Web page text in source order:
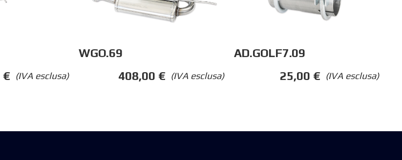
(IVA esclusa)
€
WGO.69
(IVA esclusa)
408,00 €
AD.GOLF7.09
(IVA esclusa)
25,00 €